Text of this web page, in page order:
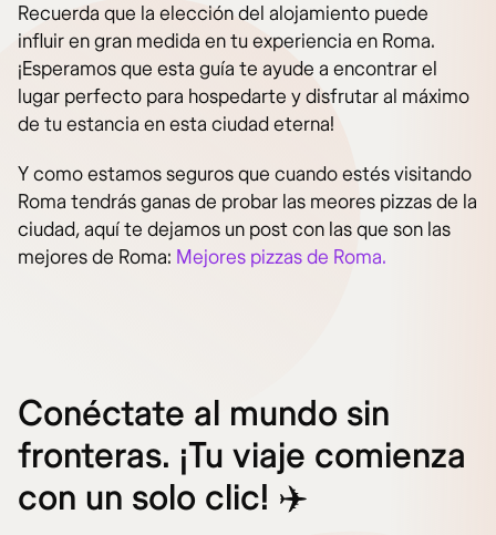
Recuerda que la elección del alojamiento puede
influir en gran medida en tu experiencia en Roma.
¡Esperamos que esta guía te ayude a encontrar el
lugar perfecto para hospedarte y disfrutar al máximo
de tu estancia en esta ciudad eterna!
Y como estamos seguros que cuando estés visitando
Roma tendrás ganas de probar las meores pizzas de la
ciudad, aquí te dejamos un post con las que son las
mejores de Roma: Mejores pizzas de Roma.
Conéctate al mundo sin
fronteras. ¡Tu viaje comienza
con un solo clic! ✈️